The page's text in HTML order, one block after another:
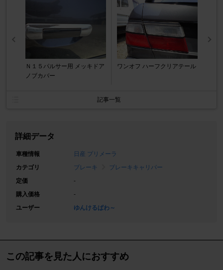
Ｎ１５パルサー用 メッキドア
ノブカバー
ワンオフ ハーフクリアテール
記事一覧
詳細データ
車種情報
日産 プリメーラ
カテゴリ
ブレーキ
ブレーキキャリパー
定価
-
購入価格
-
ユーザー
ゆんけるぱわ～
この記事を見た人におすすめ